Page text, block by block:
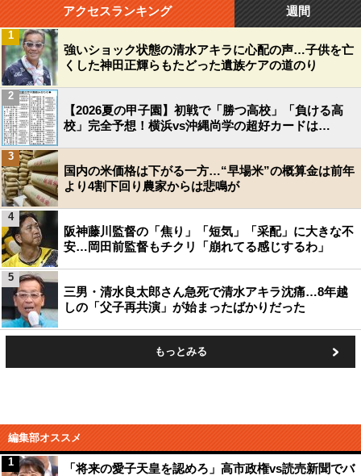
アクセスランキング 週間
強いショック状態の清水アキラに心配の声…子供を亡
くした神田正輝らもたどった遺族ケアの道のり
1
【2026夏の甲子園】初戦で「勝つ高校」「負ける高
校」完全予想！横浜vs沖縄尚学の超好カードは…
2
国内の米価格は下がる一方…“早場米”の概算金は前年
より4割下回り農家からは悲鳴が
3
阪神藤川監督の「焦り」「短気」「采配」に大きな不
安…岡田前監督もチクリ「崩れてる感じするわ」
4
三男・清水良太郎さん急死で清水アキラ沈痛…8年越
しの「父子再共演」が始まったばかりだった
5
もっとみる
編集部オススメ
「将来の愛子天皇を認めろ」高市政権vs読売新聞でバ
1